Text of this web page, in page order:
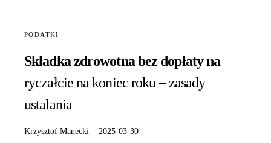
PODATKI
Składka zdrowotna bez dopłaty na
ryczałcie na koniec roku – zasady
ustalania
Krzysztof Manecki 2025-03-30